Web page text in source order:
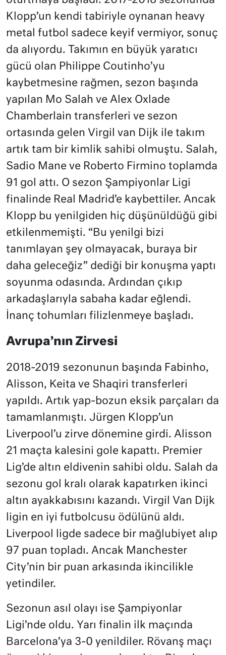
Klopp’un kendi tabiriyle oynanan heavy
metal futbol sadece keyif vermiyor, sonuç
da alıyordu. Takımın en büyük yaratıcı
gücü olan Philippe Coutinho’yu
kaybetmesine rağmen, sezon başında
yapılan Mo Salah ve Alex Oxlade
Chamberlain transferleri ve sezon
ortasında gelen Virgil van Dijk ile takım
artık tam bir kimlik sahibi olmuştu. Salah,
Sadio Mane ve Roberto Firmino toplamda
91 gol attı. O sezon Şampiyonlar Ligi
finalinde Real Madrid’e kaybettiler. Ancak
Klopp bu yenilgiden hiç düşünüldüğü gibi
etkilenmemişti. “Bu yenilgi bizi
tanımlayan şey olmayacak, buraya bir
daha geleceğiz” dediği bir konuşma yaptı
soyunma odasında. Ardından çıkıp
arkadaşlarıyla sabaha kadar eğlendi.
İnanç tohumları filizlenmeye başladı.
Avrupa’nın Zirvesi
2018-2019 sezonunun başında Fabinho,
Alisson, Keita ve Shaqiri transferleri
yapıldı. Artık yap-bozun eksik parçaları da
tamamlanmıştı. Jürgen Klopp’un
Liverpool’u zirve dönemine girdi. Alisson
21 maçta kalesini gole kapattı. Premier
Lig’de altın eldivenin sahibi oldu. Salah da
sezonu gol kralı olarak kapatırken ikinci
altın ayakkabısını kazandı. Virgil Van Dijk
ligin en iyi futbolcusu ödülünü aldı.
Liverpool ligde sadece bir mağlubiyet alıp
97 puan topladı. Ancak Manchester
City’nin bir puan arkasında ikincilikle
yetindiler.
Sezonun asıl olayı ise Şampiyonlar
Ligi’nde oldu. Yarı finalin ilk maçında
Barcelona’ya 3-0 yenildiler. Rövanş maçı